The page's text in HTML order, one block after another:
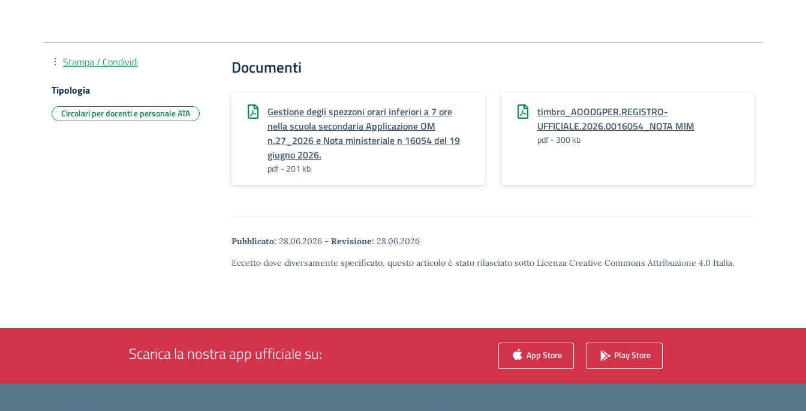
Documenti
Gestione degli spezzoni orari inferiori a 7 ore
nella scuola secondaria Applicazione OM
n.27_2026 e Nota ministeriale n 16054 del 19
giugno 2026.
pdf - 201 kb
timbro_AOODGPER.REGISTRO-
UFFICIALE.2026.0016054_NOTA MIM
pdf - 300 kb
Pubblicato: 28.06.2026 - Revisione: 28.06.2026
Eccetto dove diversamente specificato, questo articolo è stato rilasciato sotto Licenza Creative Commons Attribuzione 4.0 Italia.
Stampa / Condividi
Tipologia
Circolari per docenti e personale ATA
Scarica la nostra app ufficiale su: App Store Play Store